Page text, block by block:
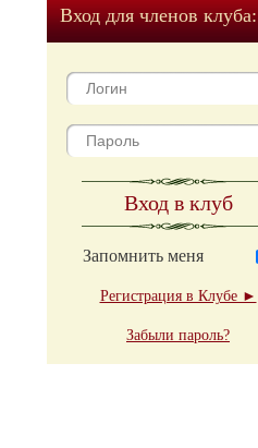
Вход для членов клуба:
Вход в клуб
Запомнить меня
Регистрация в Клубе ►
Забыли пароль?